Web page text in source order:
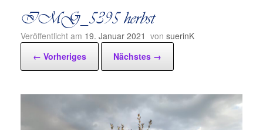
IMG_5395 herbst
Veröffentlicht am 19. Januar 2021 von suerinK
← Vorheriges
Nächstes →